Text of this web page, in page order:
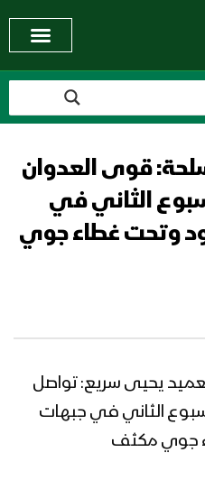
قوى العدوان
الثاني في
وتحت غطاء جوي
يحيى سريع: تواصل
الثاني في جبهات
جوي مكثف